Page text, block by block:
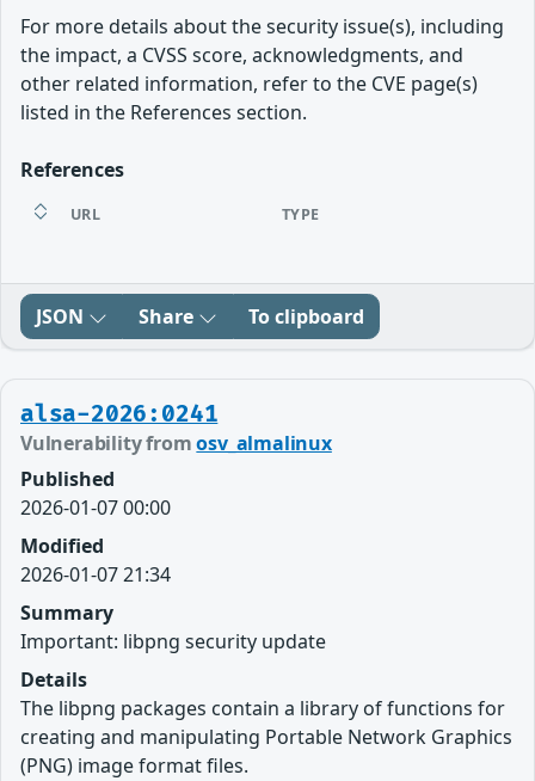
For more details about the security issue(s), including
the impact, a CVSS score, acknowledgments, and
other related information, refer to the CVE page(s)
listed in the References section.
References
URL TYPE
JSON Share To clipboard
alsa-2026:0241
Vulnerability fromosv_almalinux
Published
2026-01-07 00:00
Modified
2026-01-07 21:34
Summary
Important: libpng security update
Details
The libpng packages contain a library of functions for
creating and manipulating Portable Network Graphics
(PNG) image format files.